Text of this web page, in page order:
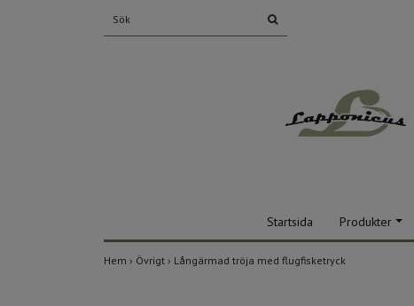
Startsida Produkter
Hem › Övrigt › Långärmad tröja med flugfisketryck